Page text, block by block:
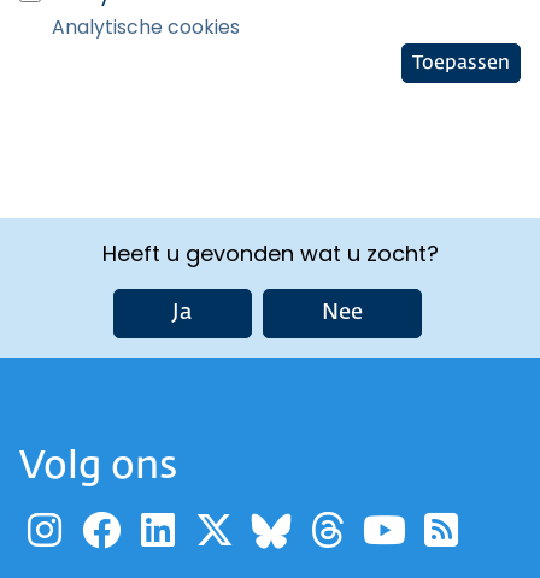
Analytische cookies
Toepassen
Heeft u gevonden wat u zocht?
Ja Nee
Volg ons
Ga naar de pagina van
Ga naar de pagina
Ga naar de
Ga naar de
Ga naar de
Ga naar
Ga